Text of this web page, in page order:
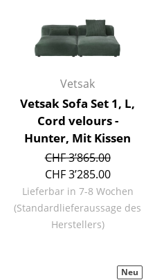
Figuren & Miniaturen
Vasen
Tabletts
Büroutensilien
Aufbewahrungsboxen
Decken
Kissen
Teppiche
... alle Accessoires
Vetsak
Vetsak Sofa Set 1, L,
Cord velours -
Hunter, Mit Kissen
CHF 3’865.00
CHF 3’285.00
Lieferbar in 7-8 Wochen
(Standardlieferaussage des
Herstellers)
Neu